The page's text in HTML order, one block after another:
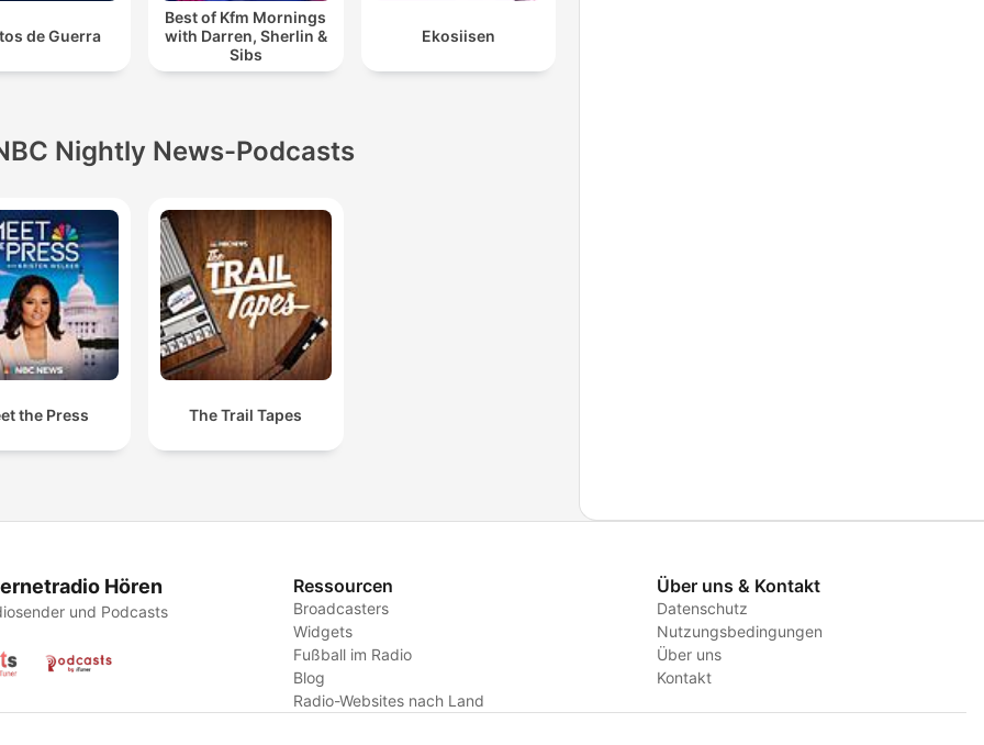
de Guerra
Best of Kfm Mornings
with Darren, Sherlin &
Sibs
Ekosiisen
Nightly News-Podcasts
the Press The Trail Tapes
Hören
und Podcasts
Ressourcen
Broadcasters
Widgets
Fußball im Radio
Blog
Radio-Websites nach Land
Über uns & Kontakt
Datenschutz
Nutzungsbedingungen
Über uns
Kontakt